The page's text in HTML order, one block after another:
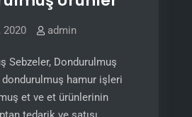
2020 admin
Sebzeler, Dondurulmuş
hamur işleri
et ve et ürünlerinin